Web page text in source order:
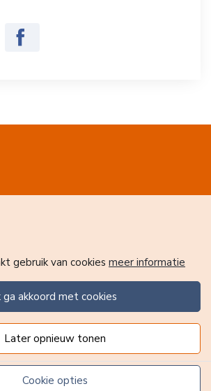
gebruik van cookies meer informatie
ga akkoord met cookies
later opnieuw tonen
cookie opties